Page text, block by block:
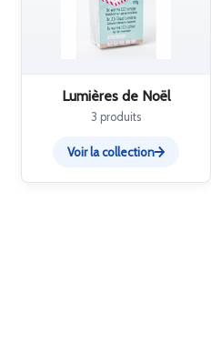
Lumières de Noël
3 produits
Voir la collection